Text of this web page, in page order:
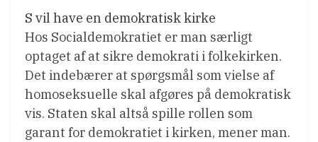
S vil have en demokratisk kirke
Hos Socialdemokratiet er man særligt
optaget af at sikre demokrati i folkekirken.
Det indebærer at spørgsmål som vielse af
homoseksuelle skal afgøres på demokratisk
vis. Staten skal altså spille rollen som
garant for demokratiet i kirken, mener man.